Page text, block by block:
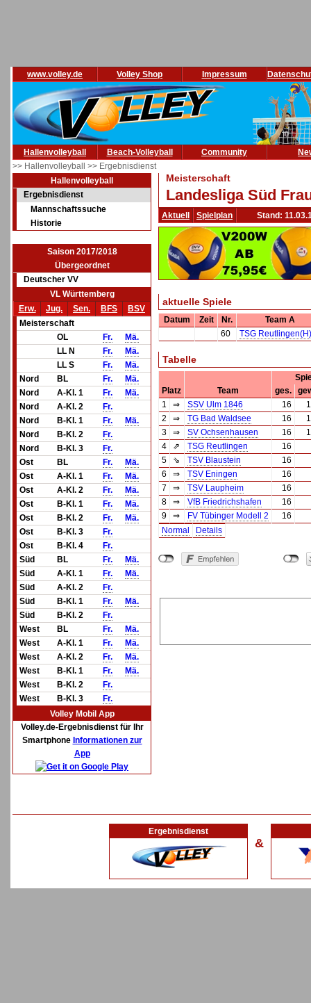
www.volley.de Volley Shop Impressum
Hallenvolleyball Beach-Volleyball Community
>> Hallenvolleyball >> Ergebnisdienst
Hallenvolleyball
Ergebnisdienst
Mannschaftssuche
Historie
Saison 2017/2018
Übergeordnet
Deutscher VV
VL Württemberg
Erw.
Jug. Sen. BFS
BSV
Meisterschaft
OL
Fr.
Mä.
LL N
Fr.
Mä.
LL S
Fr.
Mä.
Nord
BL Fr.
Mä.
Nord
A-Kl. 1 Fr.
Mä.
Nord
A-Kl. 2
Fr.
Nord
B-Kl. 1 Fr.
Mä.
Nord
B-Kl. 2
Fr.
Nord
B-Kl. 3
Fr.
Ost
BL Fr.
Mä.
Ost
A-Kl. 1 Fr.
Mä.
Ost
A-Kl. 2 Fr.
Mä.
Ost
B-Kl. 1 Fr.
Mä.
Ost
B-Kl. 2 Fr.
Mä.
Ost
B-Kl. 3
Fr.
Ost
B-Kl. 4
Fr.
Süd
BL Fr.
Mä.
Süd
A-Kl. 1 Fr.
Mä.
Süd
A-Kl. 2
Fr.
Süd
B-Kl. 1 Fr.
Mä.
Süd
B-Kl. 2
Fr.
West
BL Fr.
Mä.
West
A-Kl. 1 Fr.
Mä.
West
A-Kl. 2 Fr.
Mä.
West
B-Kl. 1 Fr.
Mä.
West
B-Kl. 2
Fr.
West
B-Kl. 3
Fr.
Volley Mobil App
Volley.de-Ergebnisdienst für Ihr
Smartphone Informationen zur
App
Meisterschaft
Landesliga Süd
Aktuell Spielplan Stand:
aktuelle Spiele
Datum Zeit Nr.
Team A
60
TSG Reutlingen(H)
Tabelle
Platz
Team ges.
1
⇒ SSV Ulm 1846 16
2
⇒ TG Bad Waldsee 16
3
⇒ SV Ochsenhausen 16
4
⇗ TSG Reutlingen
16
5
⇘ TSV Blaustein
16
6
⇒ TSV Eningen
16
7
⇒ TSV Laupheim
16
8
⇒ VfB Friedrichshafen
16
9
⇒ FV Tübinger Modell 2
16
Normal
Details
Ergebnisdienst
&